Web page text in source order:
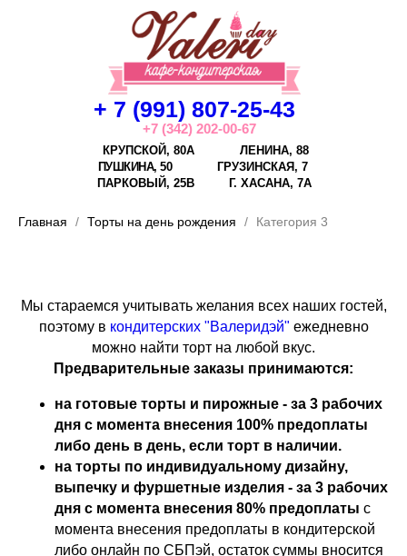
+ 7 (991) 807-25-43
КРУПСКОЙ, 80А
ЛЕНИНА, 88
ПУШКИНА, 50
ГРУЗИНСКАЯ, 7
Г. ХАСАНА, 7А
ПАРКОВЫЙ, 25В
+7 (342) 202-00-67
Главная Торты на день рождения Категория 3
Мы стараемся учитывать желания всех наших гостей,
поэтому в кондитерских "Валеридэй" ежедневно
можно найти торт на любой вкус.
Предварительные заказы принимаются:
на готовые торты и пирожные - за 3 рабочих
дня с момента внесения 100% предоплаты
либо день в день, если торт в наличии.
на торты по индивидуальному дизайну,
выпечку и фуршетные изделия - за 3 рабочих
дня с момента внесения 80% предоплаты с
момента внесения предоплаты в кондитерской
либо онлайн по СБПэй, остаток суммы вносится